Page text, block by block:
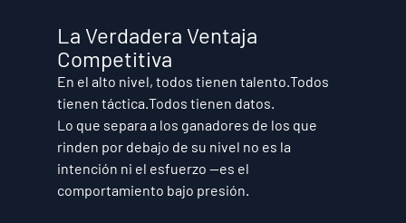
La Verdadera Ventaja
Competitiva
En el alto nivel, todos tienen talento.Todos
tienen táctica.Todos tienen datos.
Lo que separa a los ganadores de los que
rinden por debajo de su nivel no es la
intención ni el esfuerzo —es el
comportamiento bajo presión